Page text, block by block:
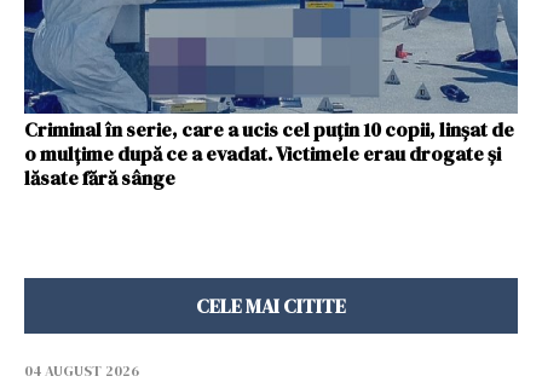
Criminal în serie, care a ucis cel puţin 10 copii, linşat de
o mulţime după ce a evadat. Victimele erau drogate şi
lăsate fără sânge
CELE MAI CITITE
04 AUGUST 2026